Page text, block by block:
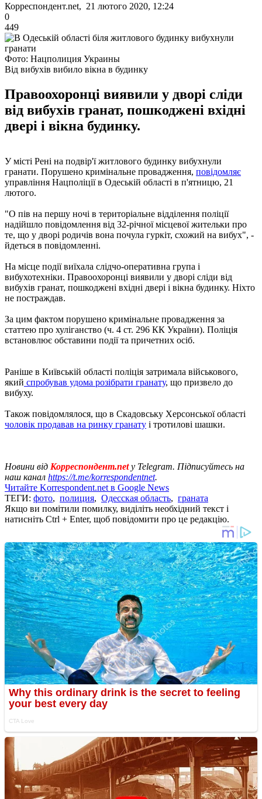
Корреспондент.net, 21 лютого 2020, 12:24
0
449
Фото: Нацполиция Украины
Від вибухів вибило вікна в будинку
Правоохоронці виявили у дворі сліди
від вибухів гранат, пошкоджені вхідні
двері і вікна будинку.
У місті Рені на подвір'ї житлового будинку вибухнули
гранати. Порушено кримінальне провадження, повідомляє
управління Нацполіції в Одеській області в п'ятницю, 21
лютого.
"О пів на першу ночі в територіальне відділення поліції
надійшло повідомлення від 32-річної місцевої жительки про
те, що у дворі родичів вона почула гуркіт, схожий на вибух", -
йдеться в повідомленні.
На місце події виїхала слідчо-оперативна група і
вибухотехніки. Правоохоронці виявили у дворі сліди від
вибухів гранат, пошкоджені вхідні двері і вікна будинку. Ніхто
не постраждав.
За цим фактом порушено кримінальне провадження за
статтею про хуліганство (ч. 4 ст. 296 КК України). Поліція
встановлює обставини події та причетних осіб.
Раніше в Київській області поліція затримала військового,
який спробував удома розібрати гранату, що призвело до
вибуху.
Також повідомлялося, що в Скадовську Херсонської області
чоловік продавав на ринку гранату і тротилові шашки.
Новини від Корреспондент.net у Telegram. Підписуйтесь на
наш канал https://t.me/korrespondentnet.
Читайте Korrespondent.net в Google News
ТЕГИ: фото, полиция, Одесская область, граната
Якщо ви помітили помилку, виділіть необхідний текст і
натисніть Ctrl + Enter, щоб повідомити про це редакцію.